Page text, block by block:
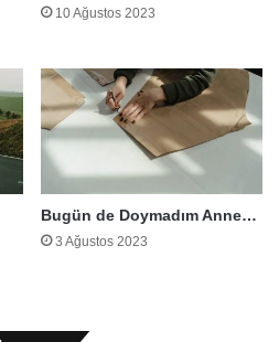
10 Ağustos 2023
Bugün de Doymadım Anne…
3 Ağustos 2023